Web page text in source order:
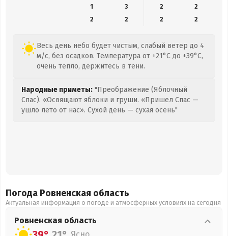
1
3 2
2
2
2 2 2
Весь день небо будет чистым, слабый ветер до 4
м/с, без осадков. Температура от +21°C до +39°C,
очень тепло, держитесь в тени.
Народные приметы: "Преображение (Яблочный
Спас). «Освящают яблоки и груши. «Пришел Спас —
ушло лето от нас». Сухой день — сухая осень"
Погода Ровненская область
Актуальная информация о погоде и атмосферных условиях на сегодня
Ровненская область